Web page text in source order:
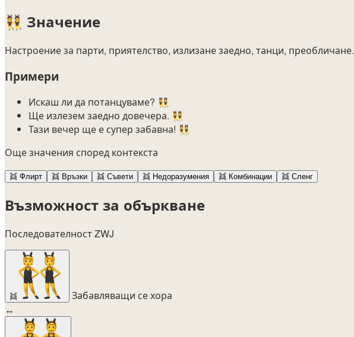
👯 Значение
Настроение за парти, приятелство, излизане заедно, танци, преобличане.
Примери
Искаш ли да потанцуваме? 👯
Ще излезем заедно довечера. 👯
Тази вечер ще е супер забавна! 👯
Още значения според контекста
👯 Флирт 👯 Връзки 👯 Съвети 👯 Недоразумения 👯 Комбинации 👯 Сленг
Възможност за объркване
Последователност ZWJ
👯
Забавляващи се хора
↔